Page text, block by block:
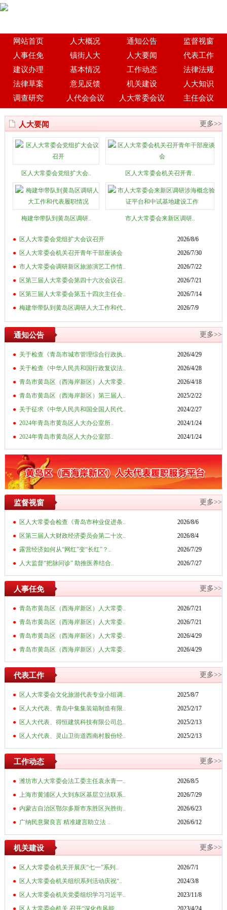
网站首页 人大概况 通知公告
监督视窗
人事任免
镇街人大 人大要闻
代表工作
建议办理
基本情况 工作动态
法律法规
法律草案
意见反馈 机关建设
人大知识
调查研究
人代会会议 人大常委会议 主任会议
人大要闻 更多>>
区人大常委会党组扩大会.. 区人大常委会机关召开青..
梅建华带队到黄岛区调研.. 市人大常委会来新区调研..
● 区人大常委会党组扩大会议召开
2026/8/6
● 区人大常委会机关召开青年干部座谈会
2026/7/30
● 市人大常委会调研新区旅游演艺工作情..
2026/7/22
● 区第三届人大常委会第四十六次会议召..
2026/7/21
● 区第三届人大常委会第五十四次主任会..
2026/7/14
● 梅建华带队到黄岛区调研人大工作和代.. 2026/7/9
通知公告 更多>>
● 关于检查《青岛市城市管理综合行政执..
2026/4/29
● 关于检查《中华人民共和国行政复议法..
2026/4/28
● 青岛市黄岛区（西海岸新区）人大常委..
2026/4/18
● 青岛市黄岛区（西海岸新区）第三届人..
2025/2/22
● 关于征求《中华人民共和国全国人民代..
2024/2/27
● 2024年青岛市黄岛区人大办公室所..
2024/1/24
● 2024年青岛市黄岛区人大办公室部.. 2024/1/24
监督视窗 更多>>
● 区人大常委会检查《青岛市种业促进条..
2026/8/6
● 区第三届人大财政经济委员会第二十次..
2026/8/4
● 露营经济如何从“网红”变“长红”？..
2026/7/29
● 人大监督“把脉问诊” 助推医养结合.. 2026/7/27
人事任免 更多>>
● 青岛市黄岛区（西海岸新区）人大常委..
2026/7/21
● 青岛市黄岛区（西海岸新区）人大常委..
2026/7/21
● 青岛市黄岛区（西海岸新区）人大常委..
2026/4/29
● 青岛市黄岛区（西海岸新区）人大常委.. 2026/4/29
代表工作 更多>>
● 区人大常委会文化旅游代表专业小组调..
2025/8/7
● 区人大代表、青岛中集集装箱制造有限..
2025/2/17
● 区人大代表、得恒建筑科技有限公司总..
2025/2/13
● 区人大代表、灵山卫街道西南村股份经.. 2025/2/13
工作动态 更多>>
● 潍坊市人大常委会法工委主任袁永青一..
2026/8/5
● 上海市黄浦区人大到东区基层立法联系..
2026/7/29
● 内蒙古自治区鄂尔多斯市东胜区兴胜街..
2026/6/23
● 广纳民意聚良言 精准建言助立法 .. 2026/6/12
机关建设 更多>>
● 区人大常委会机关开展庆“七一”系列..
2026/7/1
● 区人大常委会机关组织系列活动庆祝“..
2024/3/8
● 区人大常委会机关党委组织学习习近平..
2023/11/8
● 区人大常委会机关 召开“深化作风能.. 2023/4/24